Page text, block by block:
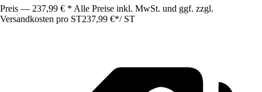
Preis — 237,99 € * Alle Preise inkl. MwSt. und ggf. zzgl.
Versandkosten pro ST237,99 €*/ ST